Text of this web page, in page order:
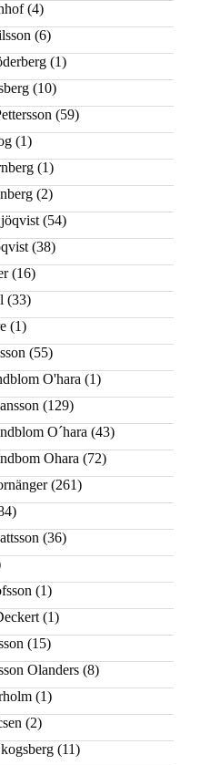
(4)
(6)
(1)
(10)
(59)
(1)
(1)
(2)
(54)
(38)
(16)
(33)
(1)
(55)
O'hara (1)
(129)
O´hara (43)
Ohara (72)
(261)
(36)
(1)
(1)
(15)
Olanders (8)
(1)
(2)
(11)